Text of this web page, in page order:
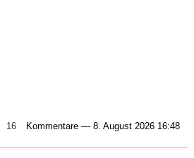
16 Kommentare — 8. August 2026 16:48